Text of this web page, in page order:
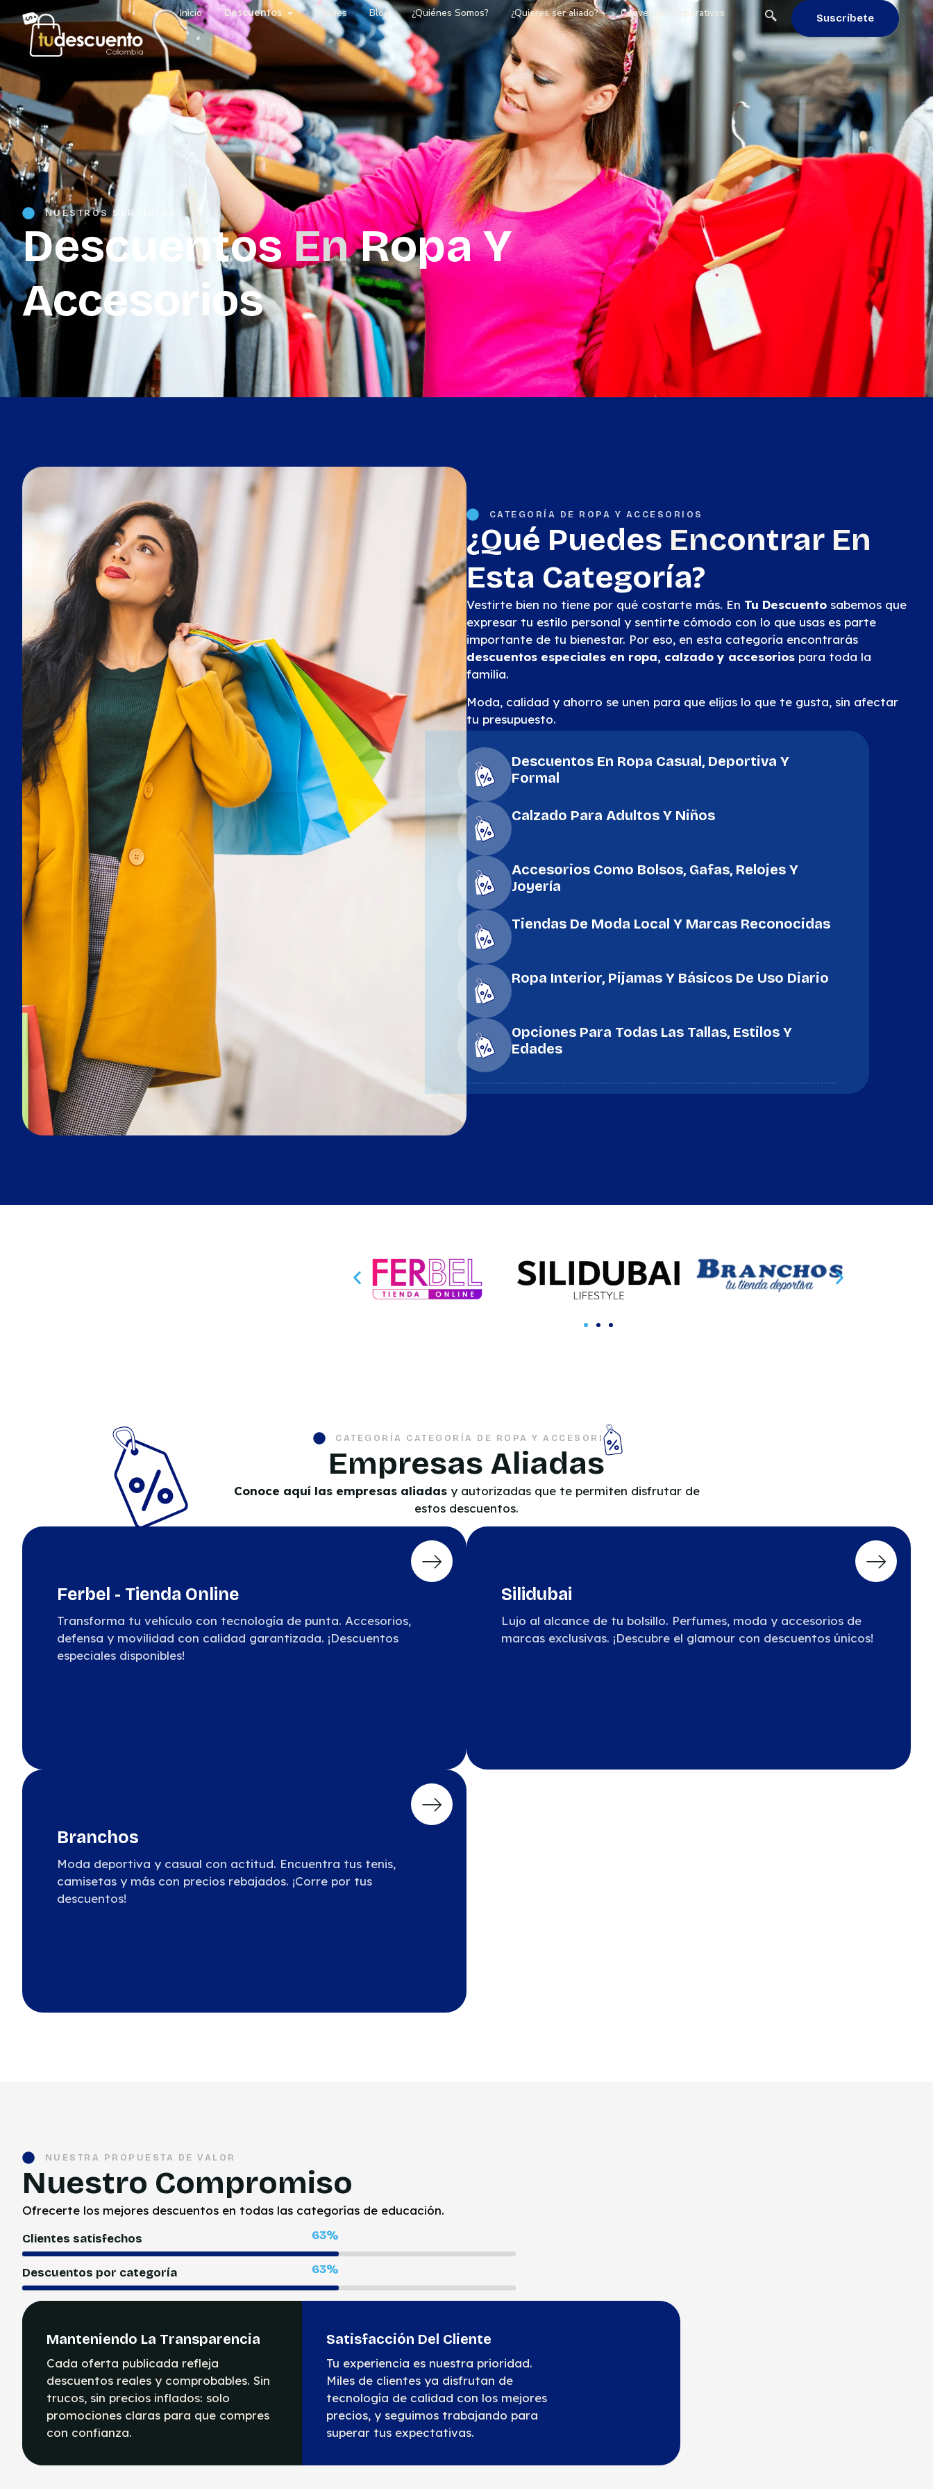
Inicio Descuentos Planes Blog ¿Quiénes Somos? ¿Quieres ser aliado? Convenios Corporativos Suscríbete
NUESTROS SERVICIOS
DescuentosEnRopa Y
Accesorios
CATEGORÍA DE ROPA Y ACCESORIOS
¿Qué Puedes Encontrar En
Esta Categoría?
Vestirte bien no tiene por qué costarte más. En Tu Descuento sabemos que
expresar tu estilo personal y sentirte cómodo con lo que usas es parte
importante de tu bienestar. Por eso, en esta categoría encontrarás
descuentos especiales en ropa, calzado y accesorios para toda la
familia.
Moda, calidad y ahorro se unen para que elijas lo que te gusta, sin afectar
tu presupuesto.
Descuentos En Ropa Casual, Deportiva Y
Formal
Calzado Para Adultos Y Niños
Accesorios Como Bolsos, Gafas, Relojes Y
Joyería
Tiendas De Moda Local Y Marcas Reconocidas
Ropa Interior, Pijamas Y Básicos De Uso Diario
Opciones Para Todas Las Tallas, Estilos Y
Edades
CATEGORÍA CATEGORÍA DE ROPA Y ACCESORIOS
Empresas Aliadas
Conoce aquí las empresas aliadasy autorizadas que te permiten disfrutar de
estos descuentos.
Ferbel - Tienda Online
Transforma tu vehículo con tecnología de punta. Accesorios,
defensa y movilidad con calidad garantizada. ¡Descuentos
especiales disponibles!
Silidubai
Lujo al alcance de tu bolsillo. Perfumes, moda y accesorios de
marcas exclusivas. ¡Descubre el glamour con descuentos únicos!
Branchos
Moda deportiva y casual con actitud. Encuentra tus tenis,
camisetas y más con precios rebajados. ¡Corre por tus
descuentos!
NUESTRA PROPUESTA DE VALOR
Nuestro Compromiso
Ofrecerte los mejores descuentos en todas las categorías de educación.
Clientes satisfechos
Descuentos por categoría
Manteniendo La Transparencia
Cada oferta publicada refleja
descuentos reales y comprobables. Sin
trucos, sin precios inflados: solo
promociones claras para que compres
con confianza.
Satisfacción Del Cliente
Tu experiencia es nuestra prioridad.
Miles de clientes ya disfrutan de
tecnología de calidad con los mejores
precios, y seguimos trabajando para
superar tus expectativas.